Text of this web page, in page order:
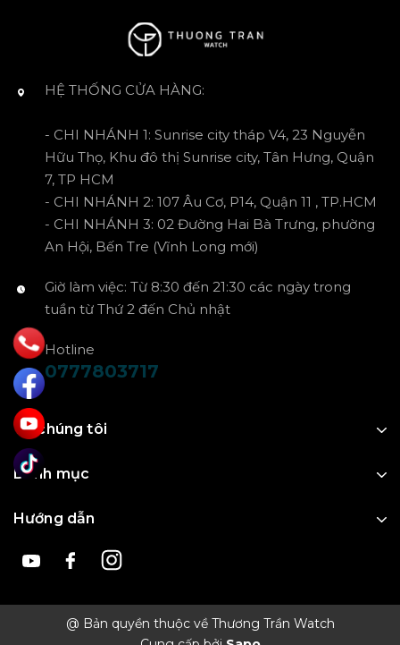
HỆ THỐNG CỬA HÀNG:
- CHI NHÁNH 1: Sunrise city tháp V4, 23 Nguyễn
Hữu Thọ, Khu đô thị Sunrise city, Tân Hưng, Quận
7, TP HCM
- CHI NHÁNH 2: 107 Âu Cơ, P14, Quận 11 , TP.HCM
- CHI NHÁNH 3: 02 Đường Hai Bà Trưng, phường
An Hội, Bến Tre (Vĩnh Long mới)
Giờ làm việc: Từ 8:30 đến 21:30 các ngày trong
tuần từ Thứ 2 đến Chủ nhật
Hotline
0777803717
Về chúng tôi
Danh mục
Hướng dẫn
@ Bản quyền thuộc về Thương Trần Watch